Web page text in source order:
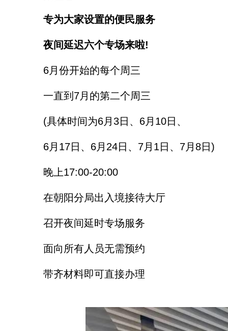
专为大家设置的便民服务
夜间延迟六个专场来啦!
6月份开始的每个周三
一直到7月的第二个周三
(具体时间为6月3日、6月10日、
6月17日、6月24日、7月1日、7月8日)
晚上17:00-20:00
在朝阳分局出入境接待大厅
召开夜间延时专场服务
面向所有人员无需预约
带齐材料即可直接办理